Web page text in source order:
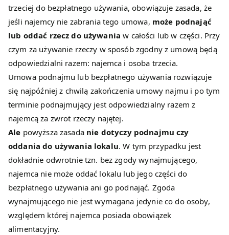
trzeciej do bezpłatnego używania, obowiązuje zasada, że
jeśli najemcy nie zabrania tego umowa, może podnająć
lub oddać rzecz do używania w całości lub w części. Przy
czym za używanie rzeczy w sposób zgodny z umową będą
odpowiedzialni razem: najemca i osoba trzecia.
Umowa podnajmu lub bezpłatnego używania rozwiązuje
się najpóźniej z chwilą zakończenia umowy najmu i po tym
terminie podnajmujący jest odpowiedzialny razem z
najemcą za zwrot rzeczy najętej.
Ale powyższa zasada nie dotyczy podnajmu czy
oddania do używania lokalu. W tym przypadku jest
dokładnie odwrotnie tzn. bez zgody wynajmującego,
najemca nie może oddać lokalu lub jego części do
bezpłatnego używania ani go podnająć. Zgoda
wynajmującego nie jest wymagana jedynie co do osoby,
względem której najemca posiada obowiązek
alimentacyjny.